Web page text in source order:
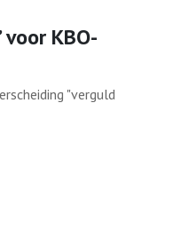
voor KBO-
"verguld